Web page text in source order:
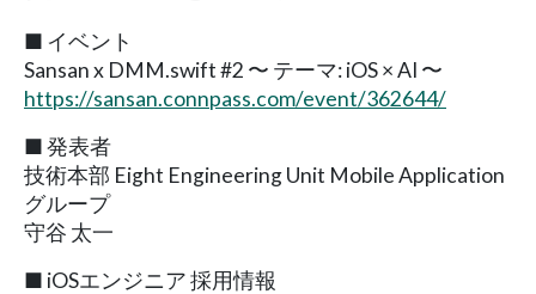
■ イベント
Sansan x DMM.swift #2 〜 テーマ: iOS × AI 〜
https://sansan.connpass.com/event/362644/
■ 発表者
技術本部 Eight Engineering Unit Mobile Application
グループ
守谷 太一
■ iOSエンジニア 採用情報